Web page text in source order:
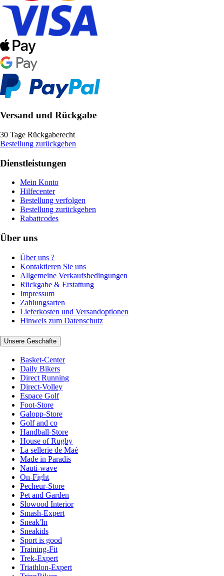
Versand und Rückgabe
30 Tage Rückgaberecht
Bestellung zurückgeben
Dienstleistungen
Mein Konto
Hilfecenter
Bestellung verfolgen
Bestellung zurückgeben
Rabattcodes
Über uns
Über uns ?
Kontaktieren Sie uns
Allgemeine Verkaufsbedingungen
Rückgabe & Erstattung
Impressum
Zahlungsarten
Lieferkosten und Versandoptionen
Hinweis zum Datenschutz
Unsere Geschäfte
Basket-Center
Daily Bikers
Direct Running
Direct-Volley
Espace Golf
Foot-Store
Galopp-Store
Golf and co
Handball-Store
House of Rugby
La sellerie de Maé
Made in Paradis
Nauti-wave
On-Fight
Pecheur-Store
Pet and Garden
Slowood Interior
Smash-Expert
Sneak'In
Sneakids
Sport is good
Training-Fit
Trek-Expert
Triathlon-Expert